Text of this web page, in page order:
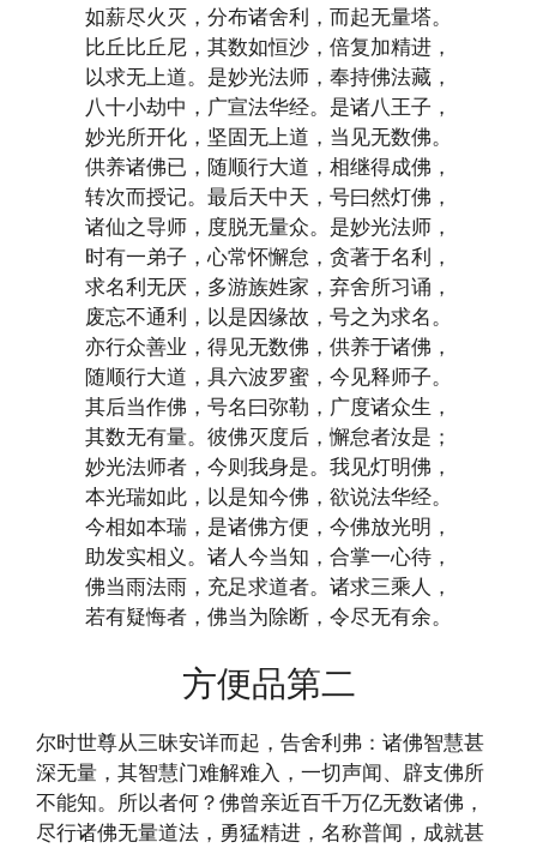
如薪尽火灭，分布诸舍利，而起无量塔。
比丘比丘尼，其数如恒沙，倍复加精进，
以求无上道。是妙光法师，奉持佛法藏，
八十小劫中，广宣法华经。是诸八王子，
妙光所开化，坚固无上道，当见无数佛。
供养诸佛已，随顺行大道，相继得成佛，
转次而授记。最后天中天，号曰然灯佛，
诸仙之导师，度脱无量众。是妙光法师，
时有一弟子，心常怀懈怠，贪著于名利，
求名利无厌，多游族姓家，弃舍所习诵，
废忘不通利，以是因缘故，号之为求名。
亦行众善业，得见无数佛，供养于诸佛，
随顺行大道，具六波罗蜜，今见释师子。
其后当作佛，号名曰弥勒，广度诸众生，
其数无有量。彼佛灭度后，懈怠者汝是；
妙光法师者，今则我身是。我见灯明佛，
本光瑞如此，以是知今佛，欲说法华经。
今相如本瑞，是诸佛方便，今佛放光明，
助发实相义。诸人今当知，合掌一心待，
佛当雨法雨，充足求道者。诸求三乘人，
若有疑悔者，佛当为除断，令尽无有余。
方便品第二
尔时世尊从三昧安详而起，告舍利弗：诸佛智慧甚
深无量，其智慧门难解难入，一切声闻、辟支佛所
不能知。所以者何？佛曾亲近百千万亿无数诸佛，
尽行诸佛无量道法，勇猛精进，名称普闻，成就甚